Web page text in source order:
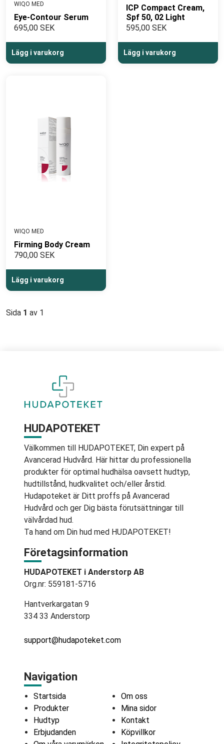
WIQO MED
Eye-Contour Serum
695,00 SEK
Lägg i varukorg
ICP Compact Cream,
Spf 50, 02 Light
595,00 SEK
Lägg i varukorg
WIQO MED
Firming Body Cream
790,00 SEK
Lägg i varukorg
Sida 1 av 1
HUDAPOTEKET
Välkommen till HUDAPOTEKET, Din expert på
Avancerad Hudvård. Här hittar du professionella
produkter för optimal hudhälsa oavsett hudtyp,
hudtillstånd, hudkvalitet och/eller årstid.
Hudapoteket är Ditt proffs på Avancerad
Hudvård och ger Dig bästa förutsättningar till
välvårdad hud.
Ta hand om Din hud med HUDAPOTEKET!
Företagsinformation
HUDAPOTEKET i Anderstorp AB
Org.nr: 559181-5716
Hantverkargatan 9
334 33 Anderstorp
support@hudapoteket.com
Navigation
Startsida
Produkter
Hudtyp
Erbjudanden
Om oss
Mina sidor
Kontakt
Köpvillkor